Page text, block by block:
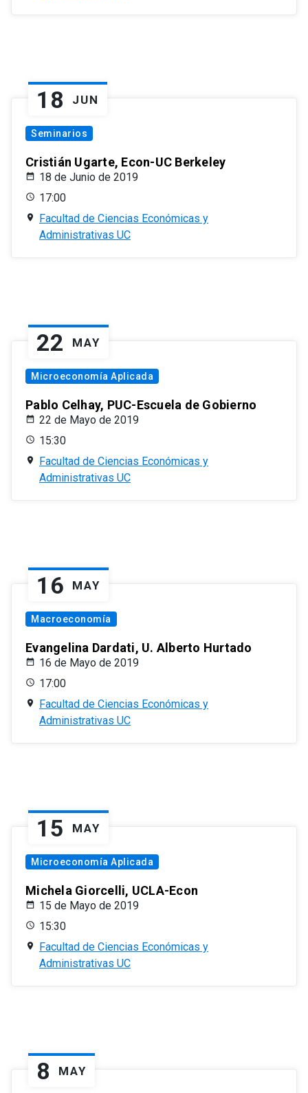
18 JUN
Seminarios
Cristián Ugarte, Econ-UC Berkeley
18 de Junio de 2019
17:00
Facultad de Ciencias Económicas y
Administrativas UC
22 MAY
Microeconomía Aplicada
Pablo Celhay, PUC-Escuela de Gobierno
22 de Mayo de 2019
15:30
Facultad de Ciencias Económicas y
Administrativas UC
16 MAY
Macroeconomía
Evangelina Dardati, U. Alberto Hurtado
16 de Mayo de 2019
17:00
Facultad de Ciencias Económicas y
Administrativas UC
15 MAY
Microeconomía Aplicada
Michela Giorcelli, UCLA-Econ
15 de Mayo de 2019
15:30
Facultad de Ciencias Económicas y
Administrativas UC
8 MAY